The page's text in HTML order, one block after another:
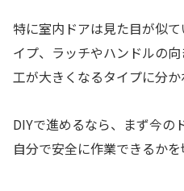
特に室内ドアは見た目が似
イプ、ラッチやハンドルの
工が大きくなるタイプに分か
DIYで進めるなら、まず今の
自分で安全に作業できるかを